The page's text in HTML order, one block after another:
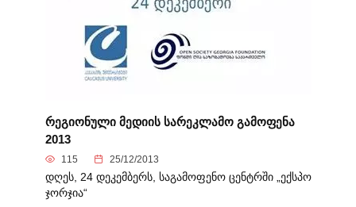
რეგიონული მედიის სარეკლამო გამოფენა
2013
115 25/12/2013
დღეს, 24 დეკემბერს, საგამოფენო ცენტრში „ექსპო
ჯორჯია“